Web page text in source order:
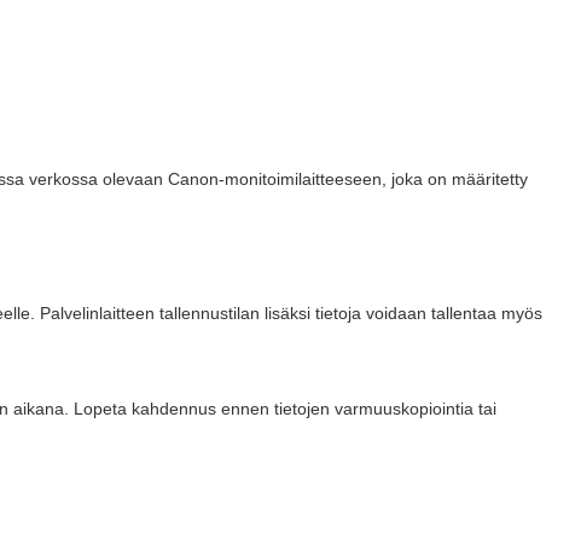
verkossa olevaan Canon-monitoimilaitteeseen, joka on määritetty
Palvelinlaitteen tallennustilan lisäksi tietoja voidaan tallentaa myös
Lopeta kahdennus ennen tietojen varmuuskopiointia tai